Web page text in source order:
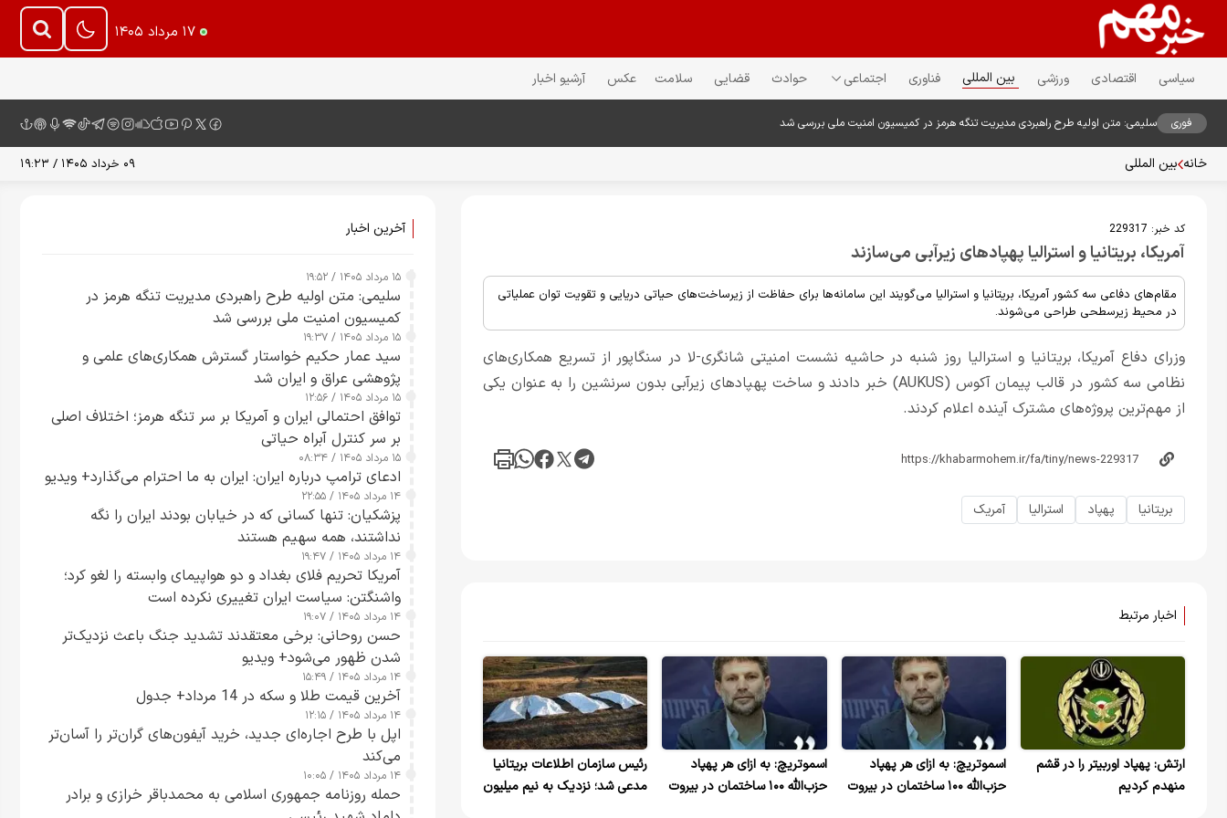
۱۷ مرداد ۱۴۰۵
سیاسی اقتصادی ورزشی بین المللی فناوری اجتماعی حوادث قضایی سلامت عکس آرشیو اخبار
فوری سلیمی: متن اولیه طرح راهبردی مدیریت تنگه هرمز در کمیسیون امنیت ملی بررسی شد
خانه بین المللی ۰۹ خرداد ۱۴۰۵ / ۱۹:۲۳
کد خبر: 229317
آمریکا، بریتانیا و استرالیا پهپادهای زیرآبی می‌سازند
مقام‌های دفاعی سه کشور آمریکا، بریتانیا و استرالیا می‌گویند این سامانه‌ها برای حفاظت از زیرساخت‌های حیاتی دریایی و تقویت توان عملیاتی
در محیط زیرسطحی طراحی می‌شوند.
وزرای دفاع آمریکا، بریتانیا و استرالیا روز شنبه در حاشیه نشست امنیتی شانگری-لا در سنگاپور از تسریع همکاری‌های
نظامی سه کشور در قالب پیمان آکوس (AUKUS) خبر دادند و ساخت پهپادهای زیرآبی بدون سرنشین را به عنوان یکی
از مهم‌ترین پروژه‌های مشترک آینده اعلام کردند.
بریتانیا پهپاد استرالیا آمریک
اخبار مرتبط
ارتش: پهپاد اوربیتر را در قشم
منهدم کردیم
اسموتریچ: به ازای هر پهپاد
حزب‌الله ۱۰۰ ساختمان در بیروت
اسموتریچ: به ازای هر پهپاد
حزب‌الله ۱۰۰ ساختمان در بیروت
رئیس سازمان اطلاعات بریتانیا
مدعی شد؛ نزدیک به نیم میلیون
آخرین اخبار
۱۵ مرداد ۱۴۰۵ / ۱۹:۵۲
سلیمی: متن اولیه طرح راهبردی مدیریت تنگه هرمز در
کمیسیون امنیت ملی بررسی شد
۱۵ مرداد ۱۴۰۵ / ۱۹:۳۷
سید عمار حکیم خواستار گسترش همکاری‌های علمی و
پژوهشی عراق و ایران شد
۱۵ مرداد ۱۴۰۵ / ۱۲:۵۶
توافق احتمالی ایران و آمریکا بر سر تنگه هرمز؛ اختلاف اصلی
بر سر کنترل آبراه حیاتی
۱۵ مرداد ۱۴۰۵ / ۰۸:۳۴
ادعای ترامپ درباره ایران: ایران به ما احترام می‌گذارد+ ویدیو
۱۴ مرداد ۱۴۰۵ / ۲۲:۵۵
پزشکیان: تنها کسانی که در خیابان بودند ایران را نگه
نداشتند، همه سهیم هستند
۱۴ مرداد ۱۴۰۵ / ۱۹:۴۷
آمریکا تحریم فلای بغداد و دو هواپیمای وابسته را لغو کرد؛
واشنگتن: سیاست ایران تغییری نکرده است
۱۴ مرداد ۱۴۰۵ / ۱۹:۰۷
حسن روحانی: برخی معتقدند تشدید جنگ باعث نزدیک‌تر
شدن ظهور می‌شود+ ویدیو
۱۴ مرداد ۱۴۰۵ / ۱۵:۴۹
آخرین قیمت طلا و سکه در 14 مرداد+ جدول
۱۴ مرداد ۱۴۰۵ / ۱۲:۱۵
اپل با طرح اجاره‌ای جدید، خرید آیفون‌های گران‌تر را آسان‌تر
می‌کند
۱۴ مرداد ۱۴۰۵ / ۱۰:۰۵
حمله روزنامه جمهوری اسلامی به محمدباقر خرازی و برادر